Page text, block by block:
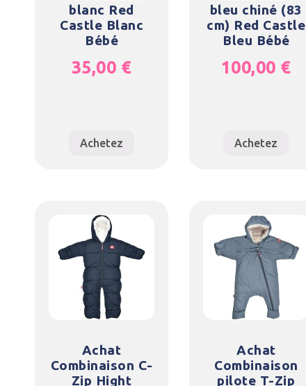
blanc Red
Castle Blanc
Bébé
35,00 €
Achetez
bleu chiné (83
cm) Red Castle
Bleu Bébé
100,00 €
Achetez
Achat
Combinaison C-
Zip Hight
Achat
Combinaison
pilote T-Zip